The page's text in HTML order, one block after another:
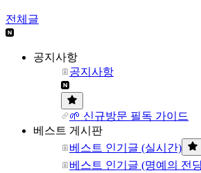
전체글
공지사항
공지사항
🌱 신규방문 필독 가이드
베스트 게시판
베스트 인기글 (실시간)
베스트 인기글 (명예의 전